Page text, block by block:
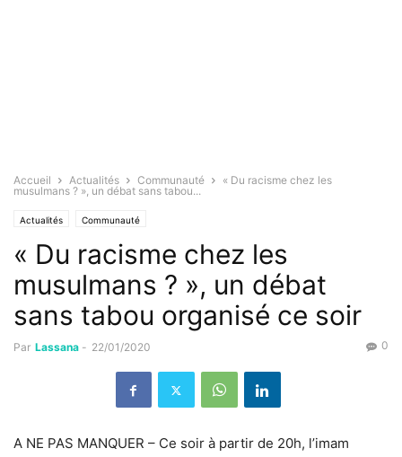
Accueil Actualités Communauté
« Du racisme chez les
musulmans ? », un débat sans tabou...
Actualités Communauté
« Du racisme chez les
musulmans ? », un débat
sans tabou organisé ce soir
Par Lassana - 22/01/2020 0
A NE PAS MANQUER – Ce soir à partir de 20h, l’imam